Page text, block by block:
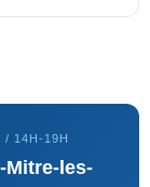
/ 14H-19H
Mitre-les-